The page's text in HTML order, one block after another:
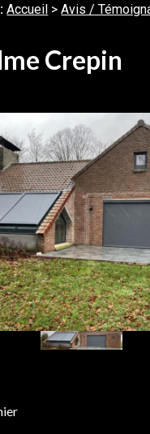
:Accueil >Avis /
Crepin